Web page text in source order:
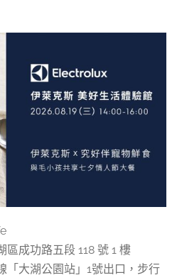
區成功路五段 118 號 1 樓
「大湖公園站」1號出口，步行